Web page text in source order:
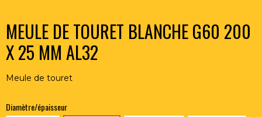
MEULE DE TOURET BLANCHE G60 200
X 25 MM AL32
Meule de touret
Diamètre/épaisseur